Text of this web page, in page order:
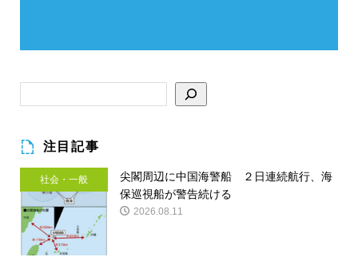
注目記事
社会・一般
尖閣周辺に中国海警船 ２日連続航行、海
保巡視船が警告続ける
2026.08.11